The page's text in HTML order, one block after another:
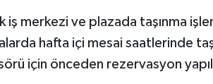
iş merkezi ve plazada taşınma
hafta içi mesai saatlerinde
için önceden rezervasyon